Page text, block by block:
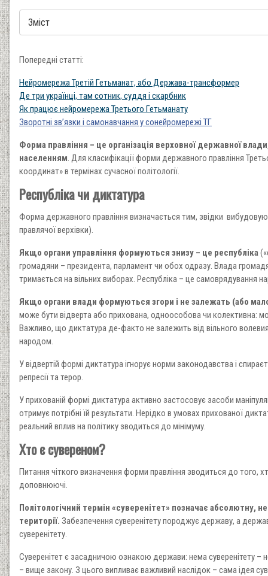
Попередні статті:
Нейромережа Третій Гетьманат, або Держава-трансформер
Де три українці, там сотник, суддя і скарбник
Як працює нейромережа Третього Гетьманату
Зворотні зв’язки і самонавчання у сонейромережі ТГ
Форма правління – це організація верховної державної
населенням. Для класифікації форми державного правління
координат» в термінах сучасної політології.
Республіка чи диктатура
Форма державного правління визначається тим, звідки
правлячої верхівки).
Якщо органи управління формуються знизу – це республіка
громадяни – президента, парламент чи обох одразу. Влада
тримається на вільних виборах. Республіка – це самоврядування
Якщо органи влади формуються згори і не залежать (або
може бути відверта або прихована, одноособова чи колективна:
Важливо, що диктатура де-факто не залежить від вільного
народом.
У відвертій формі диктатура ігнорує норми законодавства і
репресії та терор.
У прихованій формі диктатура активно застосовує засоби
отримує потрібні їй результати. Нерідко в умовах прихованої
реальний вплив на політику зводиться до мінімуму.
Хто є сувереном?
Питання чіткого визначення форми правління зводиться до того,
доповнюючі.
Політологічний термін «суверенітет» позначає абсолютну,
території. Забезпечення суверенітету породжує державу, а
суверенітету.
Суверенітет є засадничою ознакою держави: нема суверенітету –
– вище закону. З цього випливає важливий наслідок – сама ідея